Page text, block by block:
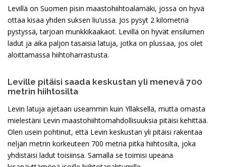
Levillä on Suomen pisin maastohiihtoalamäki, jossa on hyvä
ottaa kisaa yhden suksen liu’ussa. Jos pysyt 2 kilometriä
pystyssä, tarjoan munkkikaakaot. Levillä on hyvät ensilumen
ladut ja aika paljon tasaisia latuja, jotka on plussaa, jos olet
aloittamassa hiihtoharrastusta.
Leville pitäisi saada keskustan yli menevä 700
metrin hiihtosilta
Levin latuja ajetaan useammin kuin Ylläksellä, mutta omasta
mielestäni Levin maastohiihtomahdollisuuksia pitäisi kehittää.
Olen usein pohtinut, että Levin keskustan yli pitäisi rakentaa
neljän metrin korkeuteen 700 metriä pitkä hiihtosilta, joka
yhdistäisi ladut toisiinsa. Samalla se toimisi upeana